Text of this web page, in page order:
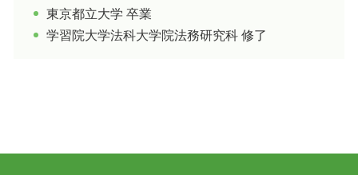
東京都立大学 卒業
学習院大学法科大学院法務研究科 修了